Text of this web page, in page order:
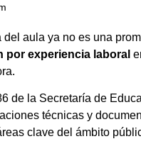
aula ya no es una
por experiencia laboral
de la Secretaría de
técnicas y
clave del ámbito